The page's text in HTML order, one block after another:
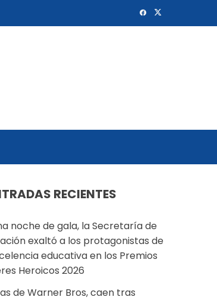
RECIENTES
noche de gala, la Secretaría de
exaltó a los protagonistas de
educativa en los Premios
Heroicos 2026
de Warner Bros, caen tras